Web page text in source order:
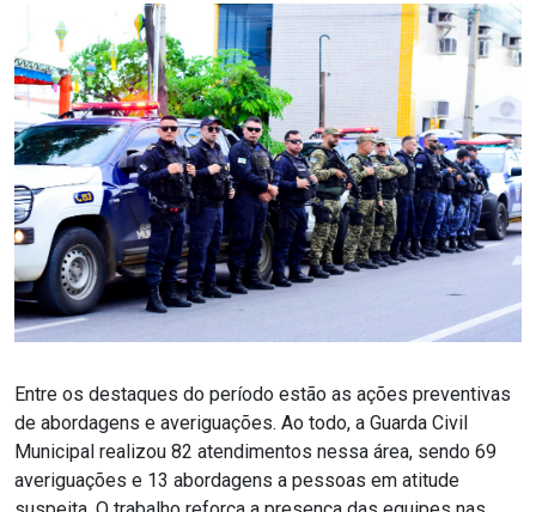
Entre os destaques do período estão as ações preventivas
de abordagens e averiguações. Ao todo, a Guarda Civil
Municipal realizou 82 atendimentos nessa área, sendo 69
averiguações e 13 abordagens a pessoas em atitude